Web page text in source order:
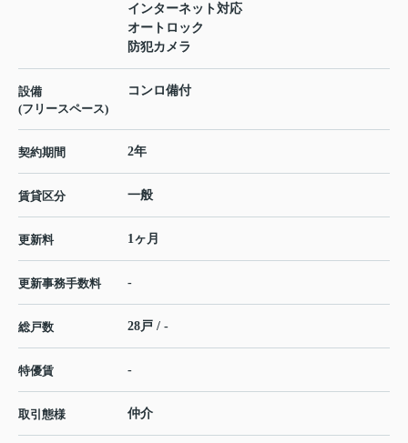
インターネット対応
オートロック
防犯カメラ
設備
(フリースペース)
コンロ備付
契約期間 2年
賃貸区分 一般
更新料 1ヶ月
更新事務手数料 -
総戸数 28戸 / -
特優賃 -
取引態様 仲介